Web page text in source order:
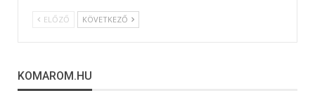
ELŐZŐ KÖVETKEZŐ
KOMAROM.HU